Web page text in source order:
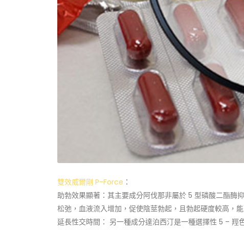
雙效威爾剛 P-Force ：
助勃效果顯著：其主要成分阿伐那非屬於 5 型磷酸二酯酶
松弛，血液流入增加，促使陰莖勃起，且勃起硬度較高，
延長性交時間： 另一種成分達泊西汀是一種選擇性 5 –